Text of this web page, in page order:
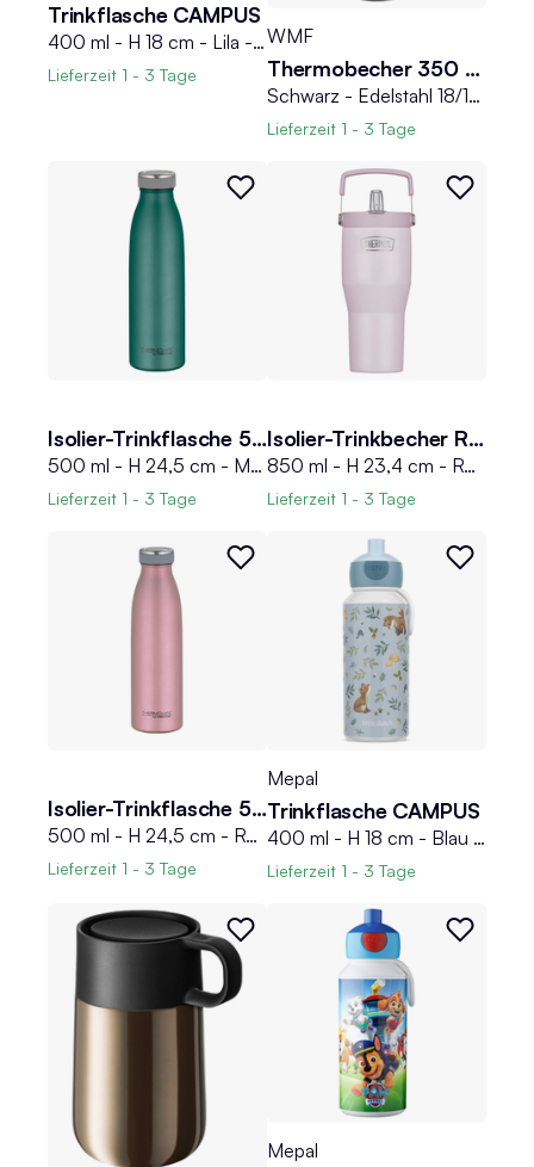
Trinkflasche CAMPUS
400 ml - H 18 cm - Lila - Türkis - Kunststoff - Silikon
Lieferzeit 1 - 3 Tage
WMF
Thermobecher 350 ml IMPULSE
Schwarz - Edelstahl 18/10 - Polypropylen - 350 ml - doppelwandig
Lieferzeit 1 - 3 Tage
Isolier-Trinkflasche 500 ml THERMOCAFE
500 ml - H 24,5 cm - Moosgrün matt - Edelstahl 18/8 - mit Drehverschluss
Lieferzeit 1 - 3 Tage
Isolier-Trinkbecher REFRESHING
850 ml - H 23,4 cm - Rosa matt - Edelstahl 18/8 - mit Deckel und Strohhalm
Lieferzeit 1 - 3 Tage
Isolier-Trinkflasche 500 ml THERMOCAFE
500 ml - H 24,5 cm - Rosegoldfarben matt - Edelstahl 18/8 - mit Drehverschluss
Lieferzeit 1 - 3 Tage
Mepal
Trinkflasche CAMPUS
400 ml - H 18 cm - Blau - Weiß - Kunststoff - Silikon
Lieferzeit 1 - 3 Tage
Mepal